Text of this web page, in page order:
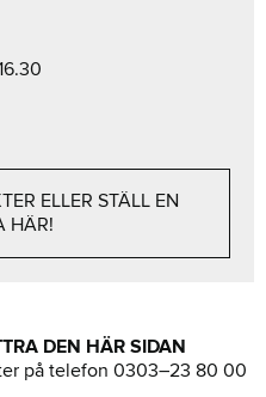
ELLER STÄLL EN
HÄR!
DEN HÄR SIDAN
på telefon 0303–23 80 00